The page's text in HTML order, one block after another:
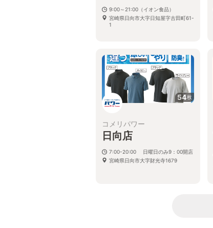
9:00～21:00（イオン食品）
宮崎県日向市大字日知屋字古田町61-
1
54枚
コメリパワー
日向店
7:00-20:00 日曜日のみ9：00開店
宮崎県日向市大字財光寺1679